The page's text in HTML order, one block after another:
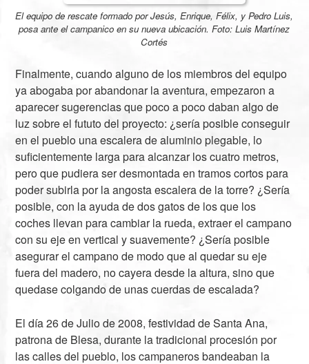
El equipo de rescate formado por Jesús, Enrique, Félix, y Pedro Luis,
posa ante el campanico en su nueva ubicación. Foto: Luis Martínez
Cortés
Finalmente, cuando alguno de los miembros del equipo
ya abogaba por abandonar la aventura, empezaron a
aparecer sugerencias que poco a poco daban algo de
luz sobre el fututo del proyecto: ¿sería posible conseguir
en el pueblo una escalera de aluminio plegable, lo
suficientemente larga para alcanzar los cuatro metros,
pero que pudiera ser desmontada en tramos cortos para
poder subirla por la angosta escalera de la torre? ¿Sería
posible, con la ayuda de dos gatos de los que los
coches llevan para cambiar la rueda, extraer el campano
con su eje en vertical y suavemente? ¿Sería posible
asegurar el campano de modo que al quedar su eje
fuera del madero, no cayera desde la altura, sino que
quedase colgando de unas cuerdas de escalada?
El día 26 de Julio de 2008, festividad de Santa Ana,
patrona de Blesa, durante la tradicional procesión por
las calles del pueblo, los campaneros bandeaban la